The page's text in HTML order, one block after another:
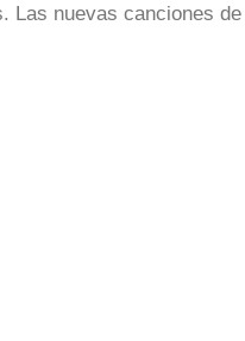
Las nuevas canciones de